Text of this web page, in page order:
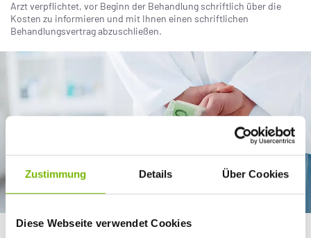
Zustimmung Details Über Cookies
Diese Webseite verwendet Cookies
Arzt verpflichtet, vor Beginn der Behandlung schriftlich über die
Kosten zu informieren und mit Ihnen einen schriftlichen
Behandlungsvertrag abzuschließen.